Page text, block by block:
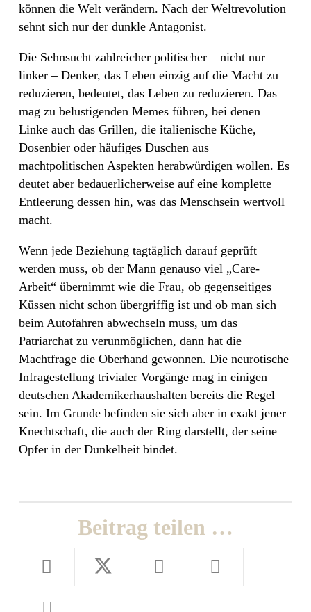
können die Welt verändern. Nach der Weltrevolution
sehnt sich nur der dunkle Antagonist.
Die Sehnsucht zahlreicher politischer – nicht nur
linker – Denker, das Leben einzig auf die Macht zu
reduzieren, bedeutet, das Leben zu reduzieren. Das
mag zu belustigenden Memes führen, bei denen
Linke auch das Grillen, die italienische Küche,
Dosenbier oder häufiges Duschen aus
machtpolitischen Aspekten herabwürdigen wollen. Es
deutet aber bedauerlicherweise auf eine komplette
Entleerung dessen hin, was das Menschsein wertvoll
macht.
Wenn jede Beziehung tagtäglich darauf geprüft
werden muss, ob der Mann genauso viel „Care-
Arbeit“ übernimmt wie die Frau, ob gegenseitiges
Küssen nicht schon übergriffig ist und ob man sich
beim Autofahren abwechseln muss, um das
Patriarchat zu verunmöglichen, dann hat die
Machtfrage die Oberhand gewonnen. Die neurotische
Infragestellung trivialer Vorgänge mag in einigen
deutschen Akademikerhaushalten bereits die Regel
sein. Im Grunde befinden sie sich aber in exakt jener
Knechtschaft, die auch der Ring darstellt, der seine
Opfer in der Dunkelheit bindet.
Beitrag teilen …